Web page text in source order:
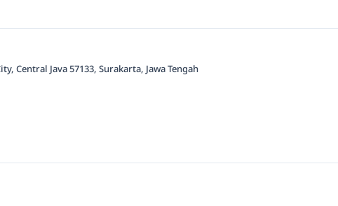
Central Java 57133, Surakarta, Jawa Tengah